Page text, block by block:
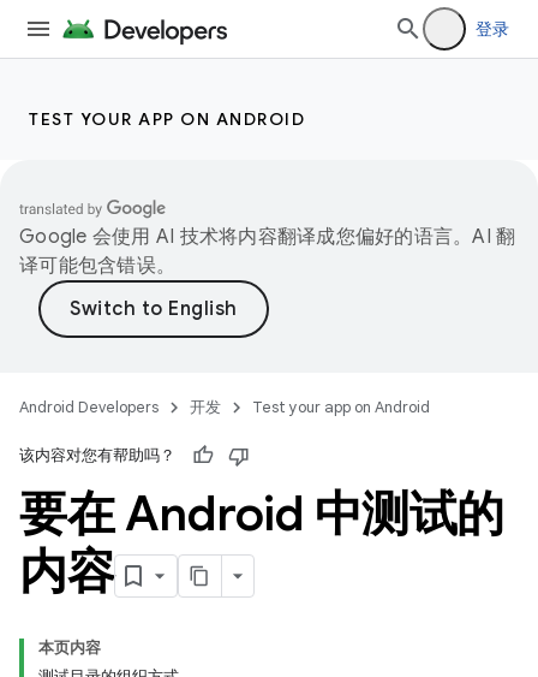
登录
TEST YOUR APP ON ANDROID
Google 会使用 AI 技术将内容翻译成您偏好的语言。AI 翻
译可能包含错误。
Android Developers 开发 Test your app on Android
该内容对您有帮助吗？
要在 Android 中测试的
内容
本页内容